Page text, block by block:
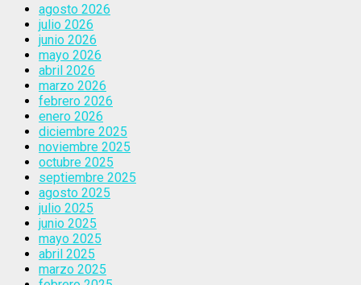
agosto 2026
julio 2026
junio 2026
mayo 2026
abril 2026
marzo 2026
febrero 2026
enero 2026
diciembre 2025
noviembre 2025
octubre 2025
septiembre 2025
agosto 2025
julio 2025
junio 2025
mayo 2025
abril 2025
marzo 2025